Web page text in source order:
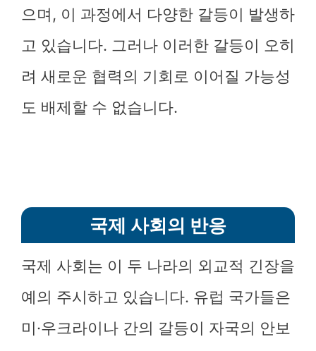
으며, 이 과정에서 다양한 갈등이 발생하
고 있습니다. 그러나 이러한 갈등이 오히
려 새로운 협력의 기회로 이어질 가능성
도 배제할 수 없습니다.
국제 사회의 반응
국제 사회는 이 두 나라의 외교적 긴장을
예의 주시하고 있습니다. 유럽 국가들은
미·우크라이나 간의 갈등이 자국의 안보